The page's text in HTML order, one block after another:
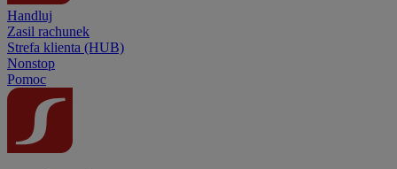
Handluj
Zasil rachunek
Strefa klienta (HUB)
Nonstop
Pomoc